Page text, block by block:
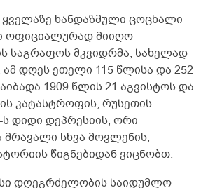
ყველაზე ხანდაზმული ცოცხალი
ოფიციალურად მიიღო
საგრაფოს მკვიდრმა, სახელად
დღეს ეთელი 115 წლისა და 252
1909 წლის 21 აგვისტოს და
კატასტროფის, რუსეთის
დიდი დეპრესიის, ორი
სხვა მოვლენის,
წიგნებიდან ვიცნობთ.
დღეგრძელობის საიდუმლო